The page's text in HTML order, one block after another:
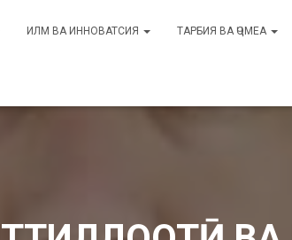
ИЛМ ВА ИННОВАТСИЯ ТАРБИЯ ВА ҶОМЕА